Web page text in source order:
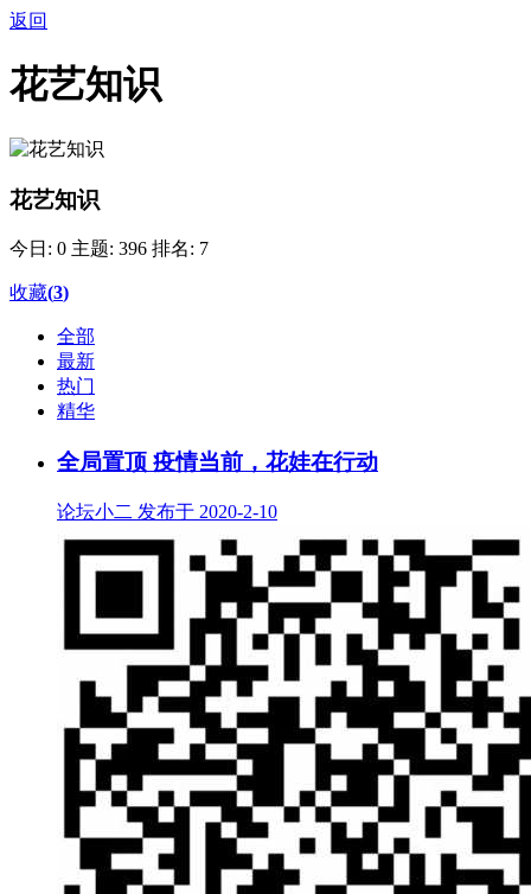
返回
花艺知识
花艺知识
今日: 0 主题: 396 排名: 7
收藏(3)
全部
最新
热门
精华
全局置顶 疫情当前，花娃在行动
论坛小二 发布于 2020-2-10